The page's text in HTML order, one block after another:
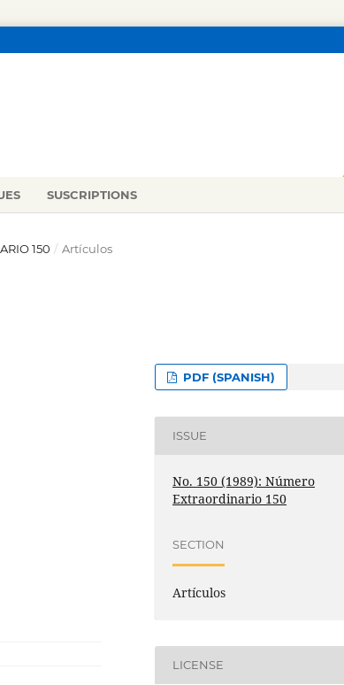
SUSCRIPTIONS
150 / Artículos
PDF (SPANISH)
ISSUE
No. 150 (1989): Número
Extraordinario 150
SECTION
Artículos
LICENSE